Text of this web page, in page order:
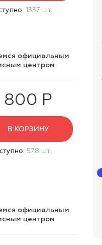
1337 шт.
официальным
центром
800 Р
В КОРЗИНУ
578 шт.
официальным
центром